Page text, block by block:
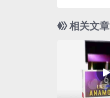
相关文章